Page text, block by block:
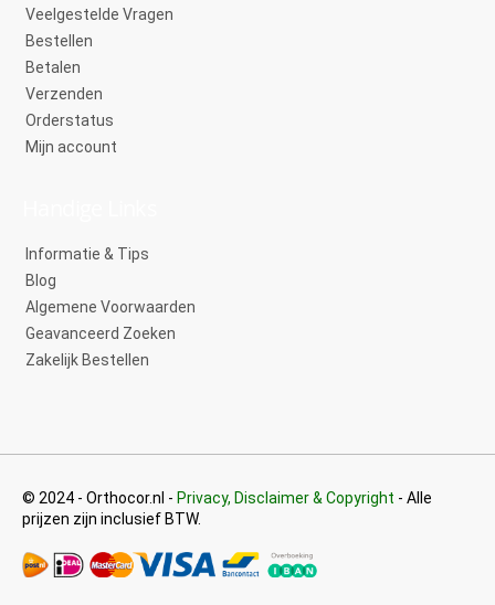
Veelgestelde Vragen
Bestellen
Betalen
Verzenden
Orderstatus
Mijn account
Informatie & Tips
Blog
Algemene Voorwaarden
Geavanceerd Zoeken
Zakelijk Bestellen
© 2024 - Orthocor.nl - Privacy, Disclaimer & Copyright - Alle
prijzen zijn inclusief BTW.